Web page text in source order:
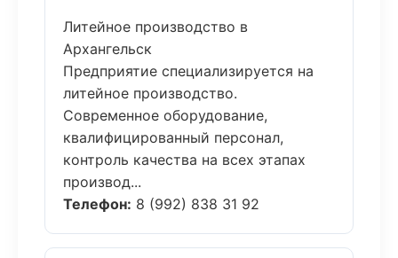
Литейное производство в
Архангельск
Предприятие специализируется на
литейное производство.
Современное оборудование,
квалифицированный персонал,
контроль качества на всех этапах
производ...
Телефон: 8 (992) 838 31 92